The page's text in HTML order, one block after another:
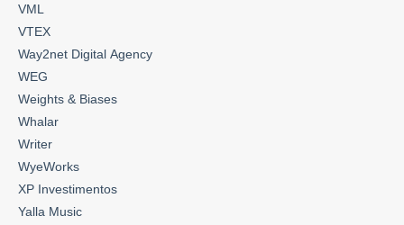
VML
VTEX
Way2net Digital Agency
WEG
Weights & Biases
Whalar
Writer
WyeWorks
XP Investimentos
Yalla Music